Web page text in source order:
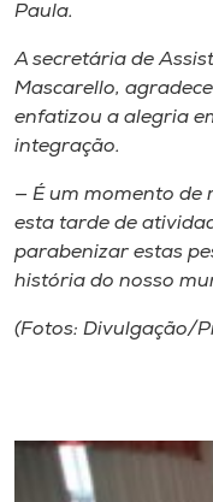
Paula.
A secretária de
Mascarello,
enfatizou a alegria
integração.
— É um momento de
esta tarde de
parabenizar estas
história do nosso
(Fotos: Divulgação/